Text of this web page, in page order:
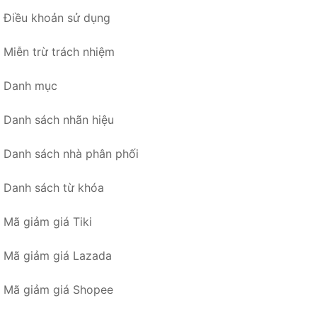
Điều khoản sử dụng
Miễn trừ trách nhiệm
Danh mục
Danh sách nhãn hiệu
Danh sách nhà phân phối
Danh sách từ khóa
Mã giảm giá Tiki
Mã giảm giá Lazada
Mã giảm giá Shopee